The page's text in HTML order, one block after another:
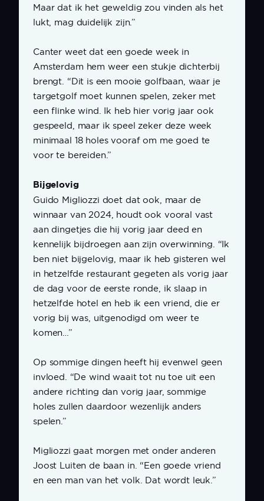
Maar dat ik het geweldig zou vinden als het
lukt, mag duidelijk zijn.”
Canter weet dat een goede week in
Amsterdam hem weer een stukje dichterbij
brengt. “Dit is een mooie golfbaan, waar je
targetgolf moet kunnen spelen, zeker met
een flinke wind. Ik heb hier vorig jaar ook
gespeeld, maar ik speel zeker deze week
minimaal 18 holes vooraf om me goed te
voor te bereiden.”
Bijgelovig
Guido Migliozzi doet dat ook, maar de
winnaar van 2024, houdt ook vooral vast
aan dingetjes die hij vorig jaar deed en
kennelijk bijdroegen aan zijn overwinning. “Ik
ben niet bijgelovig, maar ik heb gisteren wel
in hetzelfde restaurant gegeten als vorig jaar
de dag voor de eerste ronde, ik slaap in
hetzelfde hotel en heb ik een vriend, die er
vorig bij was, uitgenodigd om weer te
komen…”
Op sommige dingen heeft hij evenwel geen
invloed. “De wind waait tot nu toe uit een
andere richting dan vorig jaar, sommige
holes zullen daardoor wezenlijk anders
spelen.”
Migliozzi gaat morgen met onder anderen
Joost Luiten de baan in. “Een goede vriend
en een man van het volk. Dat wordt leuk.”